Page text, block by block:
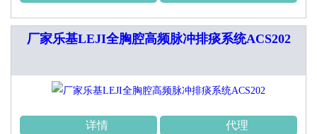
厂家乐基LEJI全胸腔高频脉冲排痰系统ACS202
详情 代理